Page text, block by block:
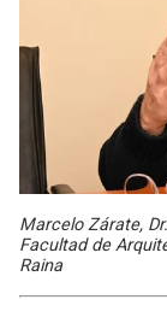
Marcelo Zárate,
Facultad de
Raina